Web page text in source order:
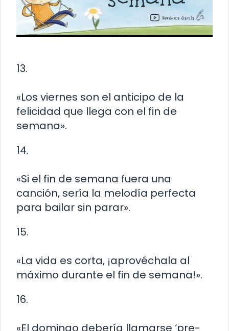
13.
«Los viernes son el anticipo de la
felicidad que llega con el fin de
semana».
14.
«Si el fin de semana fuera una
canción, sería la melodía perfecta
para bailar sin parar».
15.
«La vida es corta, ¡aprovéchala al
máximo durante el fin de semana!».
16.
«El domingo debería llamarse ‘pre-